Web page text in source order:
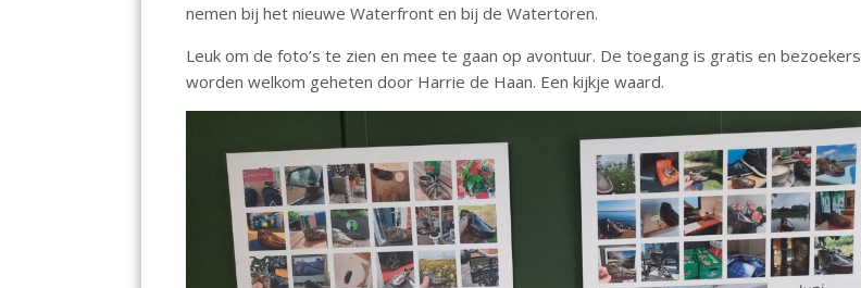
nemen bij het nieuwe Waterfront en bij de Watertoren.
Leuk om de foto’s te zien en mee te gaan op avontuur. De toegang is gratis en bezoekers
worden welkom geheten door Harrie de Haan. Een kijkje waard.